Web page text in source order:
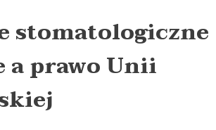
stomatologiczne
a prawo Unii